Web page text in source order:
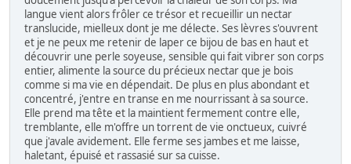
langue vient alors frôler ce trésor et recueillir un nectar
translucide, mielleux dont je me délecte. Ses lèvres s'ouvrent
et je ne peux me retenir de laper ce bijou de bas en haut et
découvrir une perle soyeuse, sensible qui fait vibrer son corps
entier, alimente la source du précieux nectar que je bois
comme si ma vie en dépendait. De plus en plus abondant et
concentré, j'entre en transe en me nourrissant à sa source.
Elle prend ma tête et la maintient fermement contre elle,
tremblante, elle m'offre un torrent de vie onctueux, cuivré
que j'avale avidement. Elle ferme ses jambes et me laisse,
haletant, épuisé et rassasié sur sa cuisse.